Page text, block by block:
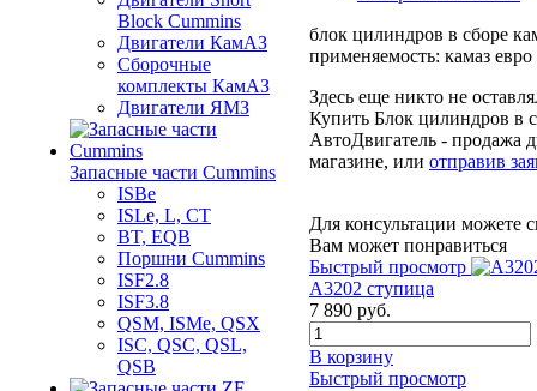
Bloсk Cummins
Двигатели КамАЗ
Сборочные
комплекты КамАЗ
Двигатели ЯМЗ
Запасные части Cummins
ISBe
ISLe, L, CT
BT, EQB
Поршни Cummins
ISF2.8
ISF3.8
QSM, ISMe, QSX
ISC, QSC, QSL,
QSB
блок цилиндров в сборе
применяемость: камаз евро
Здесь еще никто не
Купить Блок цилиндров
АвтоДвигатель - продажа
магазине, или отправив
Для консультации можете
Вам может понравиться
Быстрый просмотр
А3202 ступица
7 890 руб.
В корзину
Быстрый просмотр